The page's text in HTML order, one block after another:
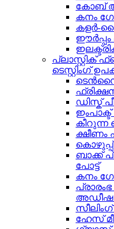
കോബ്
കനം
കളർ-
ഈർപ്പം
പ്ലാസ്റ്റിക്
ടെസ്റ്റിംഗ്
ഡിസ്ക്
ഇംപാക്ട്
കീറുന്ന
ക്ഷീണം
കൊഴുപ്പ്
ബാക്ക്
പോട്ട്
കനം
അഡീഷൻ
സീലിംഗ്
ഹേസ്